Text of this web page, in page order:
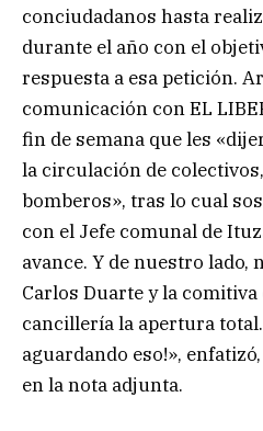
conciudadanos hasta
durante el año con el
respuesta a esa petición.
comunicación con EL
fin de semana que les
la circulación de
bomberos», tras lo cual
con el Jefe comunal de
avance. Y de nuestro lado,
Carlos Duarte y la
cancillería la apertura
aguardando eso!»,
en la nota adjunta.